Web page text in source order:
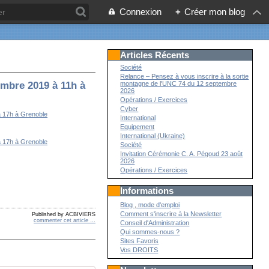
Connexion + Créer mon blog
2019 à 11h à
Published by ACBIVIERS
commenter cet article
Articles Récents
Société
Relance – Pensez à vous inscrire à la sortie
montagne de l'UNC 74 du 12 septembre
2026
Opérations / Exercices
Cyber
International
Equipement
International (Ukraine)
Société
Invitation Cérémonie C. A. Pégoud 23 août
2026
Opérations / Exercices
Informations
Blog , mode d'emploi
Comment s'inscrire à la Newsletter
Conseil d'Administration
Qui sommes-nous ?
Sites Favoris
Vos DROITS